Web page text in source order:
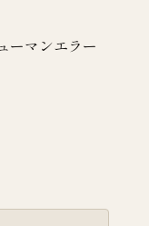
ーマンエラー